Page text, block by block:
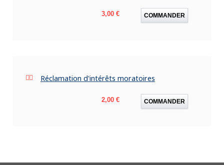
Prix
3,00 € COMMANDER
Réclamation d'intérêts moratoires
Prix
2,00 € COMMANDER